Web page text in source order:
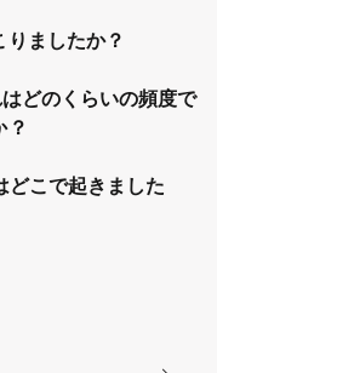
りましたか？
どのくらいの頻度で
？
どこで起きました